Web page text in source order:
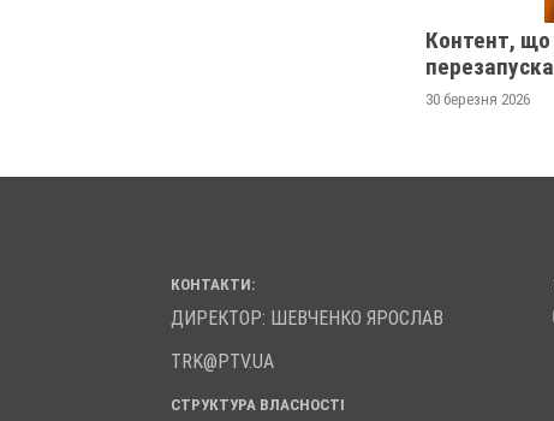
Контент, що
30 березня 2026
КОНТАКТИ:
ДИРЕКТОР: ШЕВЧЕНКО ЯРОСЛАВ
TRK@PTV.UA
СТРУКТУРА ВЛАСНОСТІ